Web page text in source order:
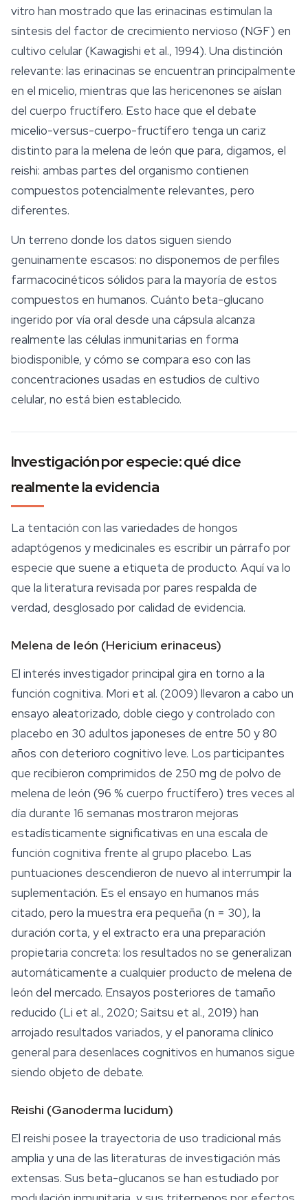
vitro han mostrado que las erinacinas estimulan la
síntesis del factor de crecimiento nervioso (NGF) en
cultivo celular (Kawagishi et al., 1994). Una distinción
relevante: las erinacinas se encuentran principalmente
en el micelio, mientras que las hericenones se aíslan
del cuerpo fructífero. Esto hace que el debate
micelio-versus-cuerpo-fructífero tenga un cariz
distinto para la melena de león que para, digamos, el
reishi: ambas partes del organismo contienen
compuestos potencialmente relevantes, pero
diferentes.
Un terreno donde los datos siguen siendo
genuinamente escasos: no disponemos de perfiles
farmacocinéticos sólidos para la mayoría de estos
compuestos en humanos. Cuánto beta-glucano
ingerido por vía oral desde una cápsula alcanza
realmente las células inmunitarias en forma
biodisponible, y cómo se compara eso con las
concentraciones usadas en estudios de cultivo
celular, no está bien establecido.
Investigación por especie: qué dice
realmente la evidencia
La tentación con las variedades de hongos
adaptógenos y medicinales es escribir un párrafo por
especie que suene a etiqueta de producto. Aquí va lo
que la literatura revisada por pares respalda de
verdad, desglosado por calidad de evidencia.
Melena de león (Hericium erinaceus)
El interés investigador principal gira en torno a la
función cognitiva. Mori et al. (2009) llevaron a cabo un
ensayo aleatorizado, doble ciego y controlado con
placebo en 30 adultos japoneses de entre 50 y 80
años con deterioro cognitivo leve. Los participantes
que recibieron comprimidos de 250 mg de polvo de
melena de león (96 % cuerpo fructífero) tres veces al
día durante 16 semanas mostraron mejoras
estadísticamente significativas en una escala de
función cognitiva frente al grupo placebo. Las
puntuaciones descendieron de nuevo al interrumpir la
suplementación. Es el ensayo en humanos más
citado, pero la muestra era pequeña (n = 30), la
duración corta, y el extracto era una preparación
propietaria concreta: los resultados no se generalizan
automáticamente a cualquier producto de melena de
león del mercado. Ensayos posteriores de tamaño
reducido (Li et al., 2020; Saitsu et al., 2019) han
arrojado resultados variados, y el panorama clínico
general para desenlaces cognitivos en humanos sigue
siendo objeto de debate.
Reishi (Ganoderma lucidum)
El reishi posee la trayectoria de uso tradicional más
amplia y una de las literaturas de investigación más
extensas. Sus beta-glucanos se han estudiado por